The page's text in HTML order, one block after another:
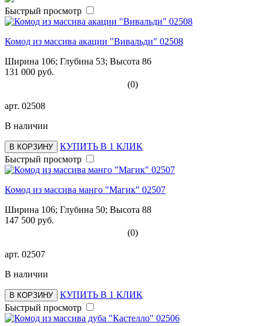
Быстрый просмотр
Комод из массива акации "Вивальди" 02508
Ширина 106; Глубина 53; Высота 86
131 000 руб.
(0)
арт. 02508
В наличии
В КОРЗИНУ
КУПИТЬ В 1 КЛИК
Быстрый просмотр
Комод из массива манго "Магик" 02507
Ширина 106; Глубина 50; Высота 88
147 500 руб.
(0)
арт. 02507
В наличии
В КОРЗИНУ
КУПИТЬ В 1 КЛИК
Быстрый просмотр